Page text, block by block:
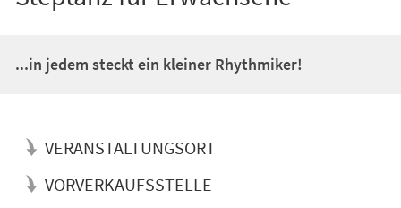
...in jedem steckt ein kleiner Rhythmiker!
VERANSTALTUNGSORT
VORVERKAUFSSTELLE